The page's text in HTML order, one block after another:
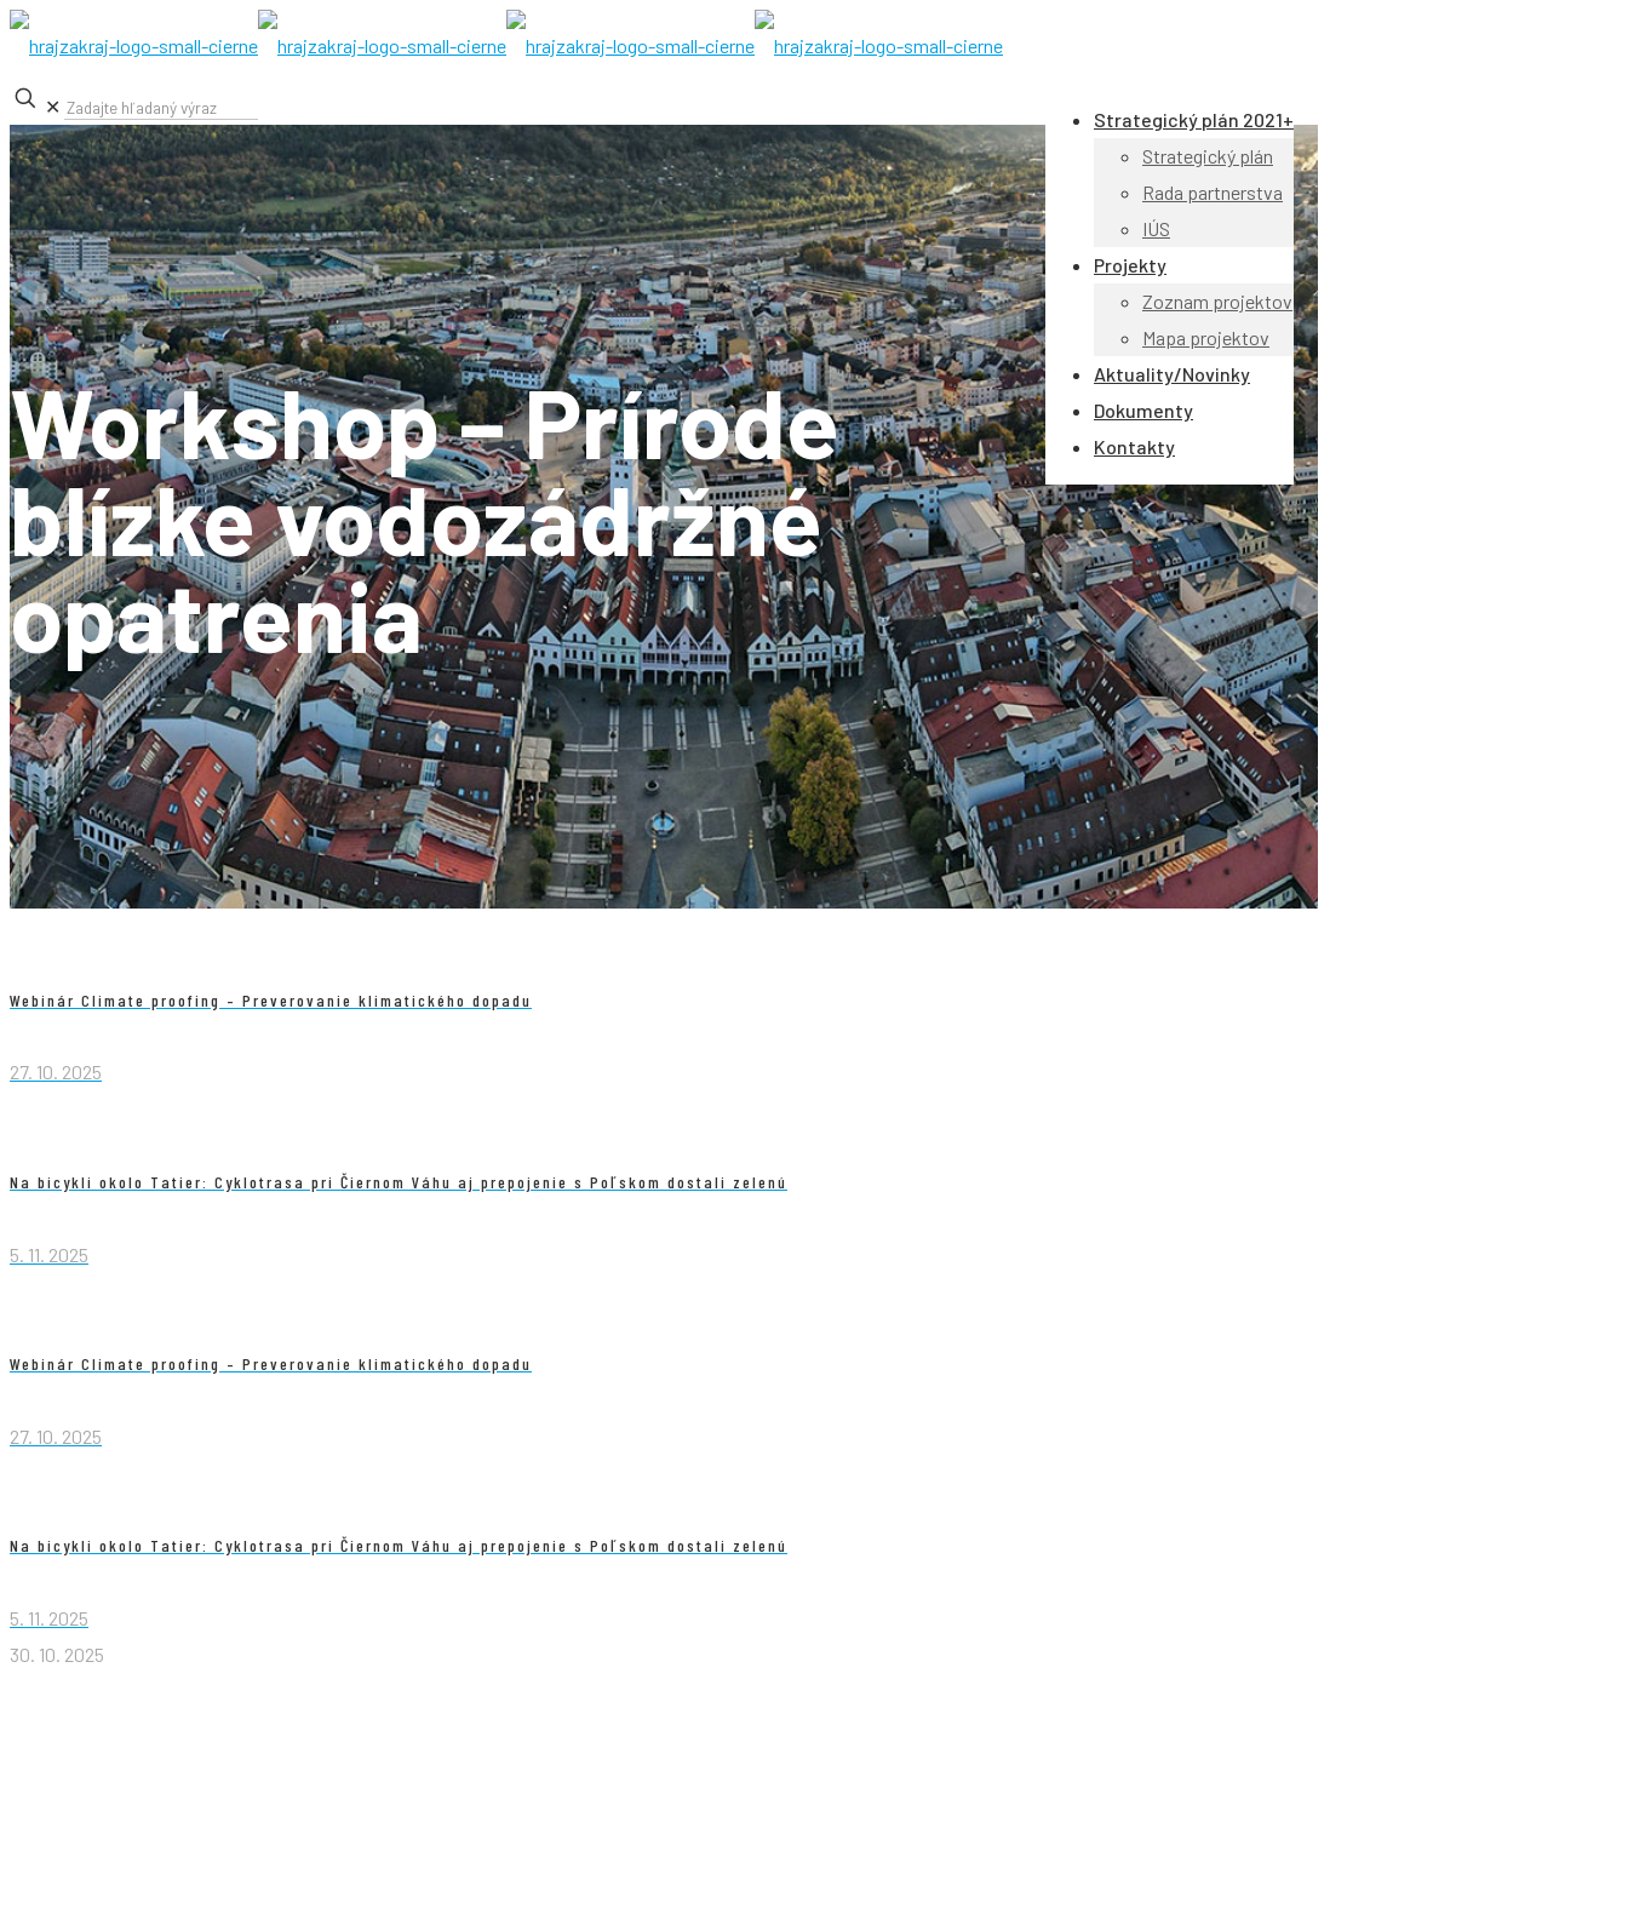
Strategický plán 2021+
Strategický plán
Rada partnerstva
IÚS
Projekty
Zoznam projektov
Mapa projektov
Aktuality/Novinky
Dokumenty
Kontakty
✕
Workshop – Prírode
blízke vodozádržné
opatrenia
Webinár Climate proofing – Preverovanie klimatického dopadu
27. 10. 2025
Na bicykli okolo Tatier: Cyklotrasa pri Čiernom Váhu aj prepojenie s Poľskom dostali zelenú
5. 11. 2025
Webinár Climate proofing – Preverovanie klimatického dopadu
27. 10. 2025
Na bicykli okolo Tatier: Cyklotrasa pri Čiernom Váhu aj prepojenie s Poľskom dostali zelenú
5. 11. 2025
30. 10. 2025